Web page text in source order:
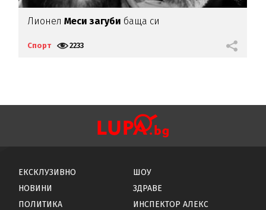
Лионел Меси загуби баща си
Спорт 2233
ЕКСКЛУЗИВНО
НОВИНИ
ПОЛИТИКА
ШОУ
ЗДРАВЕ
ИНСПЕКТОР АЛЕКС